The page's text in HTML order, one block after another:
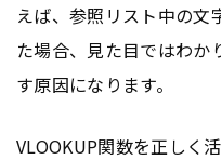
えば、参照リスト中の文
た場合、見た目ではわか
す原因になります。
VLOOKUP関数を正しく